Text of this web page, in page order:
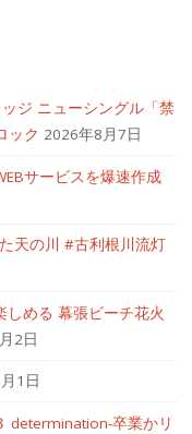
ジ ニューシングル「禁
ック 2026年8月7日
サービスを爆速作成
天の川 #古利根川流灯
める 幕張ビーチ花火
2日
1日
determination-卒業かリ